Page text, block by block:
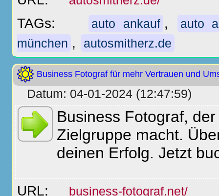
TAGs: auto ankauf ,
auto
münchen , autosmitherz.de
Business Fotograf für mehr Vertrauen und
Datum: 04-01-2024 (12:47:59)
Business Fotograf,
Zielgruppe macht.
deinen Erfolg. Jetzt
URL: business-fotograf.net/